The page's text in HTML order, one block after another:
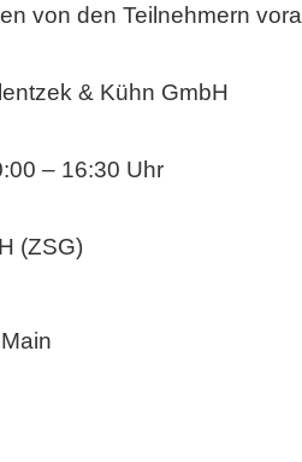
von den Teilnehmern
& Kühn GmbH
– 16:30 Uhr
(ZSG)